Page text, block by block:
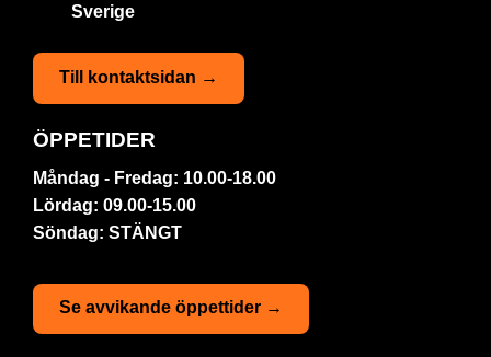
Sverige
Till kontaktsidan →
ÖPPETIDER
Måndag - Fredag: 10.00-18.00
Lördag: 09.00-15.00
Söndag: STÄNGT
Se avvikande öppettider →